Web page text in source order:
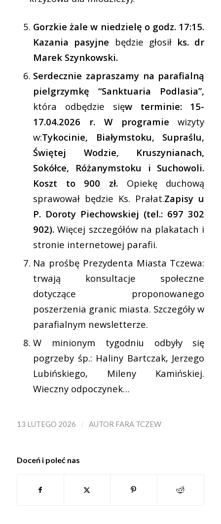
Gorzkie żale w niedzielę o godz. 17:15.
Kazania pasyjne będzie głosiłks. dr
Marek Szynkowski.
Serdecznie zapraszamy na parafialną
pielgrzymkę “Sanktuaria Podlasia”,
która odbędzie sięw terminie: 15-
17.04.2026 r. W programiewizyty
w:Tykocinie, Białymstoku, Supraślu,
Świętej Wodzie, Kruszynianach,
Sokółce, Różanymstoku i Suchowoli.
Koszt to 900 zł. Opiekę duchową
sprawował będzie Ks. Prałat.Zapisy u
P. Doroty Piechowskiej (tel.: 697 302
902).Więcej szczegółów na plakatach i
stronie internetowej parafii.
Na prośbę Prezydenta Miasta Tczewa:
trwają konsultacje społeczne
dotyczące proponowanego
poszerzenia granic miasta. Szczegóły w
parafialnym newsletterze.
W minionym tygodniu odbyły się
pogrzeby śp.: Haliny Bartczak, Jerzego
Lubińskiego, Mileny Kamińskiej.
Wieczny odpoczynek…
13 LUTEGO 2026 / AUTOR FARA TCZEW
Doceń i poleć nas